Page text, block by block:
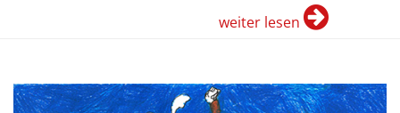
weiter lesen